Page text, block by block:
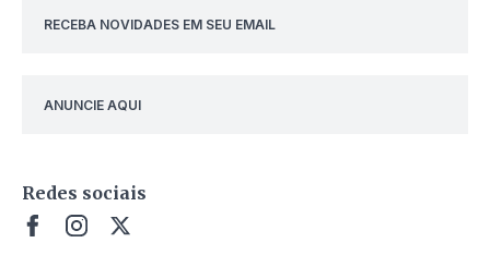
RECEBA NOVIDADES EM SEU EMAIL
ANUNCIE AQUI
Redes sociais